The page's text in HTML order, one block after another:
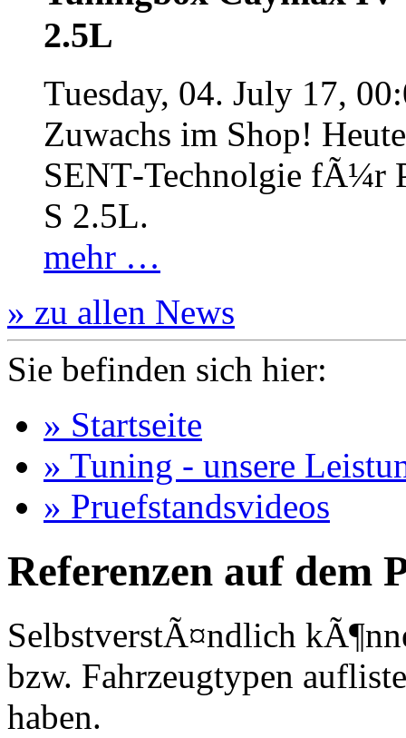
2.5L
Tuesday, 04. July 17,
Zuwachs im Shop!
SENT‐Technolgie fÃ¼r
S 2.5L.
mehr …
» zu allen News
Sie befinden sich hier:
» Startseite
» Tuning - unsere
» Pruefstandsvideos
Referenzen auf dem
SelbstverstÃ¤ndlich
bzw. Fahrzeugtypen
haben.